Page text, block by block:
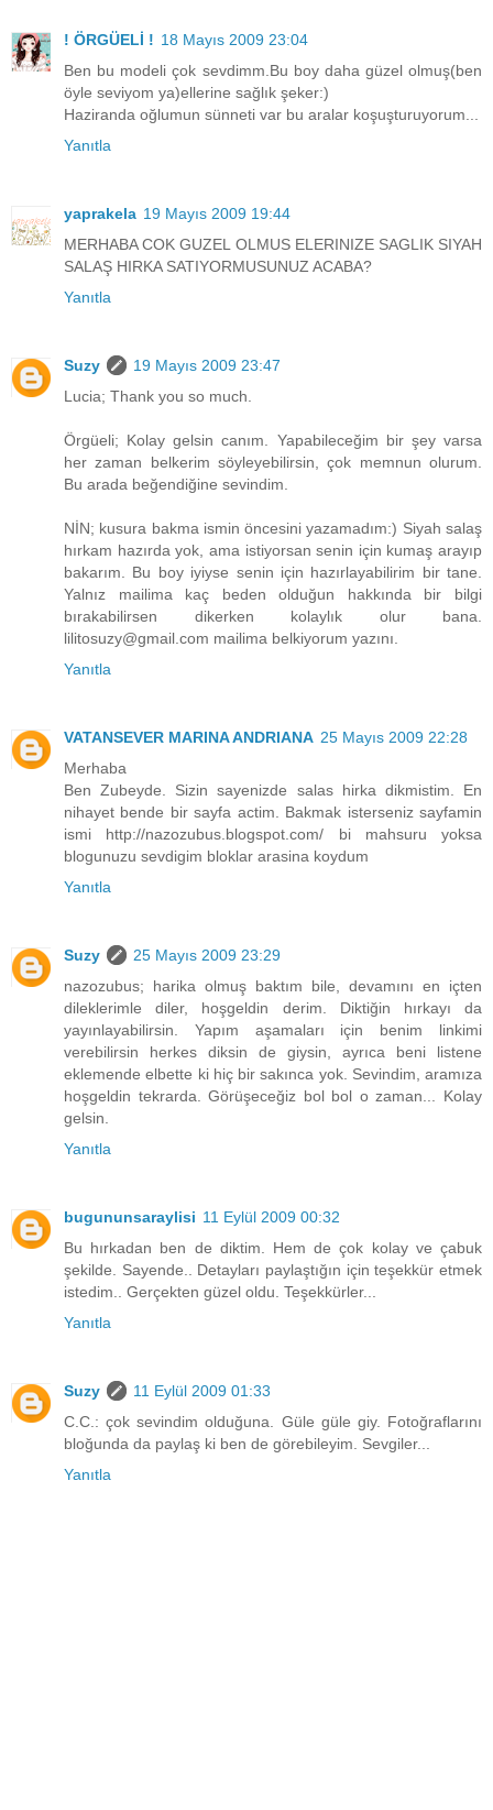
! ÖRGÜELİ ! 18 Mayıs 2009 23:04
Ben bu modeli çok sevdimm.Bu boy daha güzel olmuş(ben
öyle seviyom ya)ellerine sağlık şeker:)
Haziranda oğlumun sünneti var bu aralar koşuşturuyorum...
Yanıtla
yaprakela 19 Mayıs 2009 19:44
MERHABA COK GUZEL OLMUS ELERINIZE SAGLIK SIYAH
SALAŞ HIRKA SATIYORMUSUNUZ ACABA?
Yanıtla
Suzy
19 Mayıs 2009 23:47
Lucia; Thank you so much.
Örgüeli; Kolay gelsin canım. Yapabileceğim bir şey varsa
her zaman belkerim söyleyebilirsin, çok memnun olurum.
Bu arada beğendiğine sevindim.
NİN; kusura bakma ismin öncesini yazamadım:) Siyah salaş
hırkam hazırda yok, ama istiyorsan senin için kumaş arayıp
bakarım. Bu boy iyiyse senin için hazırlayabilirim bir tane.
Yalnız mailima kaç beden olduğun hakkında bir bilgi
bırakabilirsen dikerken kolaylık olur bana.
lilitosuzy@gmail.com mailima belkiyorum yazını.
Yanıtla
VATANSEVER MARINA ANDRIANA 25 Mayıs 2009 22:28
Merhaba
Ben Zubeyde. Sizin sayenizde salas hirka dikmistim. En
nihayet bende bir sayfa actim. Bakmak isterseniz sayfamin
ismi http://nazozubus.blogspot.com/ bi mahsuru yoksa
blogunuzu sevdigim bloklar arasina koydum
Yanıtla
Suzy
25 Mayıs 2009 23:29
nazozubus; harika olmuş baktım bile, devamını en içten
dileklerimle diler, hoşgeldin derim. Diktiğin hırkayı da
yayınlayabilirsin. Yapım aşamaları için benim linkimi
verebilirsin herkes diksin de giysin, ayrıca beni listene
eklemende elbette ki hiç bir sakınca yok. Sevindim, aramıza
hoşgeldin tekrarda. Görüşeceğiz bol bol o zaman... Kolay
gelsin.
Yanıtla
bugununsaraylisi 11 Eylül 2009 00:32
Bu hırkadan ben de diktim. Hem de çok kolay ve çabuk
şekilde. Sayende.. Detayları paylaştığın için teşekkür etmek
istedim.. Gerçekten güzel oldu. Teşekkürler...
Yanıtla
Suzy
11 Eylül 2009 01:33
C.C.: çok sevindim olduğuna. Güle güle giy. Fotoğraflarını
bloğunda da paylaş ki ben de görebileyim. Sevgiler...
Yanıtla